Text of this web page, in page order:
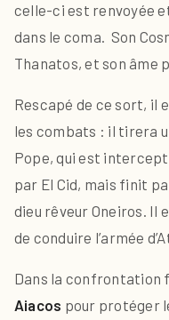
celle-ci est renvoyée
dans le coma. Son
Thanatos, et son âme
Rescapé de ce sort, il
les combats : il tirera
Pope, qui est
par El Cid, mais finit
dieu rêveur Oneiros. Il
de conduire l’armée
Dans la confrontation
Aiacos pour protéger